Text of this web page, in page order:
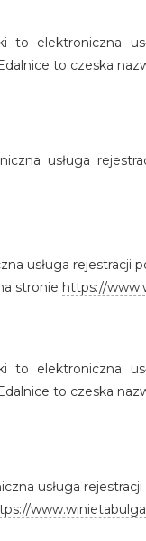
to elektroniczna
to czeska
usługa
usługa rejestracji
stronie https://
to elektroniczna
to czeska
usługa